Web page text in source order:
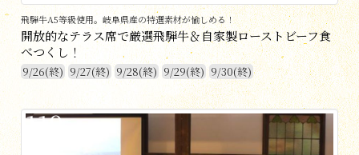
飛騨牛A5等級使用。岐阜県産の特選素材が愉しめる！
開放的なテラス席で厳選飛騨牛＆自家製ローストビーフ食
べつくし！
9/26(終) 9/27(終) 9/28(終) 9/29(終) 9/30(終)
119